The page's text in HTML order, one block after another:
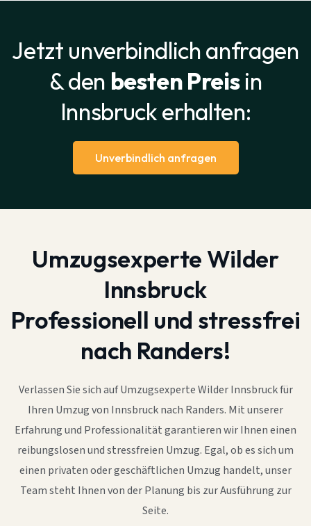
Jetzt unverbindlich anfragen
& den besten Preisin
Innsbruck erhalten:
Unverbindlich anfragen
Umzugsexperte Wilder
Innsbruck
Professionell und stressfrei
nach Randers!
Verlassen Sie sich auf Umzugsexperte Wilder Innsbruck für
Ihren Umzug von Innsbruck nach Randers. Mit unserer
Erfahrung und Professionalität garantieren wir Ihnen einen
reibungslosen und stressfreien Umzug. Egal, ob es sich um
einen privaten oder geschäftlichen Umzug handelt, unser
Team steht Ihnen von der Planung bis zur Ausführung zur
Seite.